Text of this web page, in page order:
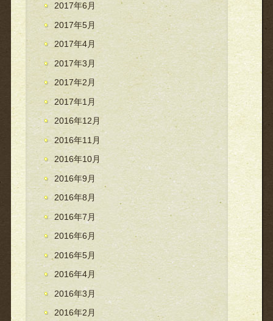
2017年6月
2017年5月
2017年4月
2017年3月
2017年2月
2017年1月
2016年12月
2016年11月
2016年10月
2016年9月
2016年8月
2016年7月
2016年6月
2016年5月
2016年4月
2016年3月
2016年2月